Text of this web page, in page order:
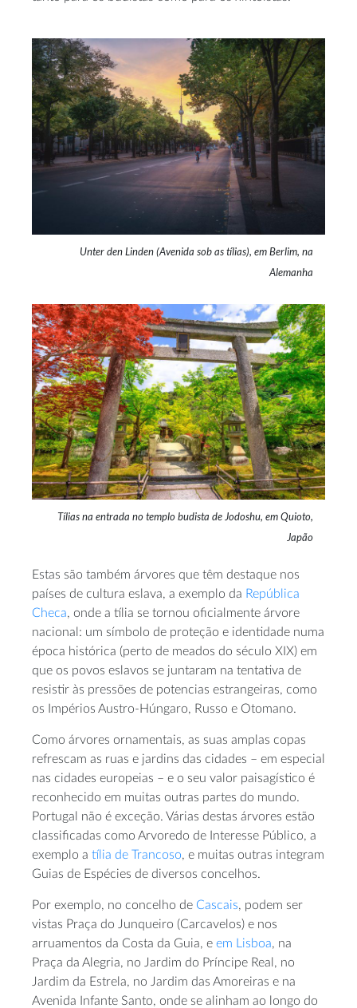
Unter den Linden (Avenida sob as tílias), em Berlim, na
Alemanha
Tílias na entrada no templo budista de Jodoshu, em Quioto,
Japão
Estas são também árvores que têm destaque nos
países de cultura eslava, a exemplo da República
Checa, onde a tília se tornou oficialmente árvore
nacional: um símbolo de proteção e identidade numa
época histórica (perto de meados do século XIX) em
que os povos eslavos se juntaram na tentativa de
resistir às pressões de potencias estrangeiras, como
os Impérios Austro-Húngaro, Russo e Otomano.
Como árvores ornamentais, as suas amplas copas
refrescam as ruas e jardins das cidades – em especial
nas cidades europeias – e o seu valor paisagístico é
reconhecido em muitas outras partes do mundo.
Portugal não é exceção. Várias destas árvores estão
classificadas como Arvoredo de Interesse Público, a
exemplo a tília de Trancoso, e muitas outras integram
Guias de Espécies de diversos concelhos.
Por exemplo, no concelho de Cascais, podem ser
vistas Praça do Junqueiro (Carcavelos) e nos
arruamentos da Costa da Guia, e em Lisboa, na
Praça da Alegria, no Jardim do Príncipe Real, no
Jardim da Estrela, no Jardim das Amoreiras e na
Avenida Infante Santo, onde se alinham ao longo do